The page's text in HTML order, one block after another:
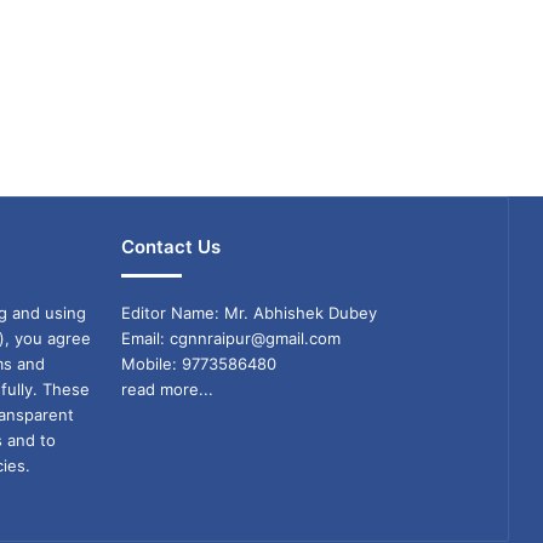
and using
you agree
and
These
and to
Contact Us
Editor Name: Mr. Abhishek Dubey
Email: cgnnraipur@gmail.com
Mobile: 9773586480
read more...